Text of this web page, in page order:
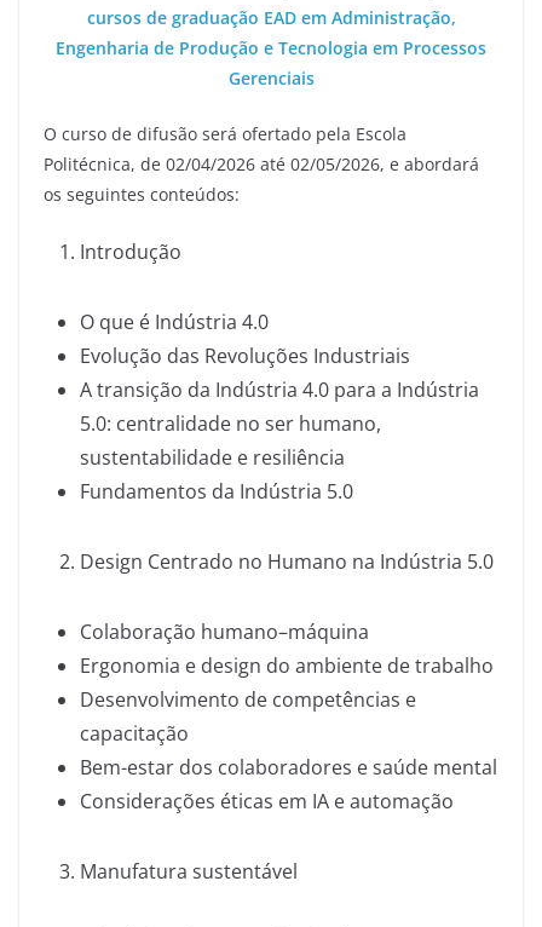
cursos de graduação EAD em Administração,
Engenharia de Produção e Tecnologia em Processos
Gerenciais
O curso de difusão será ofertado pela Escola
Politécnica, de 02/04/2026 até 02/05/2026, e abordará
os seguintes conteúdos:
Introdução
O que é Indústria 4.0
Evolução das Revoluções Industriais
A transição da Indústria 4.0 para a Indústria
5.0: centralidade no ser humano,
sustentabilidade e resiliência
Fundamentos da Indústria 5.0
Design Centrado no Humano na Indústria 5.0
Colaboração humano–máquina
Ergonomia e design do ambiente de trabalho
Desenvolvimento de competências e
capacitação
Bem-estar dos colaboradores e saúde mental
Considerações éticas em IA e automação
Manufatura sustentável